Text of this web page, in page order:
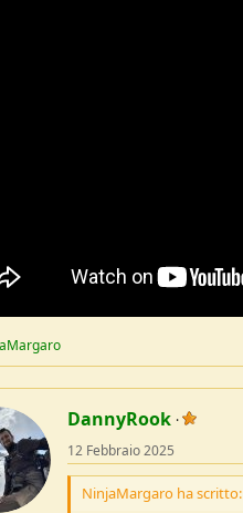
DannyRook
12 Febbraio 2025
NinjaMargaro ha scritto: